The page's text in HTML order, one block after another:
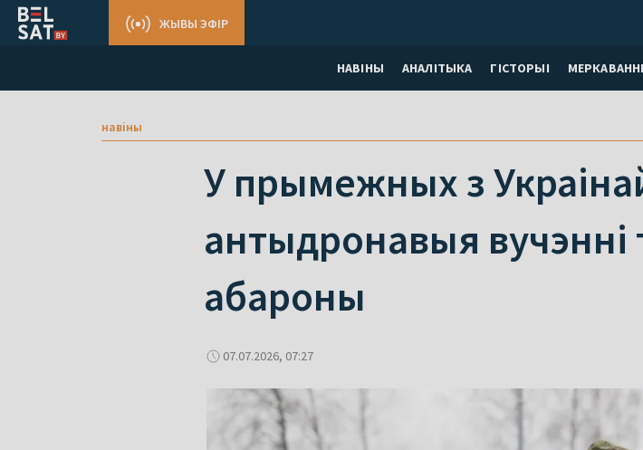
НАВІНЫ АНАЛІТЫКА ГІСТОРЫІ МЕРКАВАННI
ЖЫВЫ ЭФІР
навіны
У прымежных з
антыдронавыя
абароны
07.07.2026, 07:27